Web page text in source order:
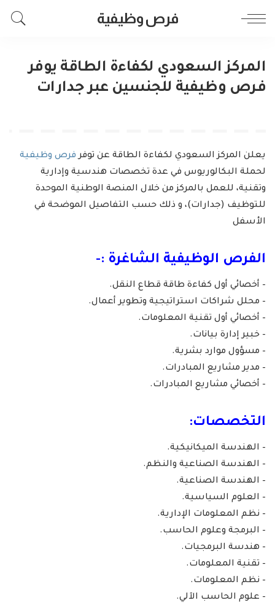
فرص وظيفية
المركز السعودي لكفاءة الطاقة يوفر
فرص وظيفية للجنسين عبر جدارات
يعلن المركز السعودي لكفاءة الطاقة عن توفرفرص وظيفية
لحملة البكالوريوس في عدة تخصصات هندسية وإدارية
وتقنية، للعمل بالمركز من خلال المنصة الوطنية الموحدة
للتوظيف (جدارات)، و ذلك حسب التفاصيل الموضحة في
الأسفل
الفرص الوظيفية الشاغرة :-
– أخصائي أول كفاءة طاقة قطاع النقل.
– محلل شراكات استراتيجية وتطوير أعمال.
– أخصائي أول تقنية المعلومات.
– خبير إدارة بيانات.
– مسؤول موارد بشرية.
– مدير مشاريع المبادرات.
– أخصائي مشاريع المبادرات.
التخصصات:
– الهندسة الميكانيكية.
– الهندسة الصناعية والنظم.
– الهندسة الصناعية.
– العلوم السياسية.
– نظم المعلومات الإدارية.
– البرمجة وعلوم الحاسب.
– هندسة البرمجيات.
– تقنية المعلومات.
– نظم المعلومات.
– علوم الحاسب الآلي.